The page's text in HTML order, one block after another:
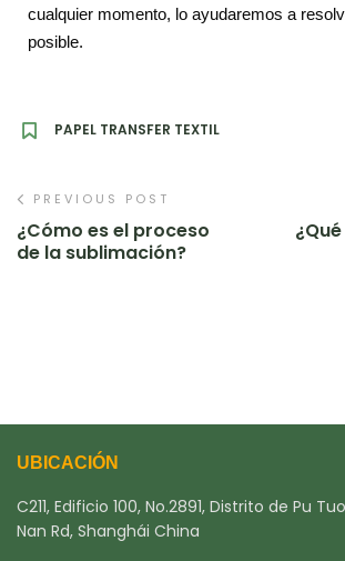
cualquier momento, lo ayudaremos a
posible.
PAPEL TRANSFER TEXTIL
PREVIOUS POST
¿Cómo es el proceso
de la sublimación?
UBICACIÓN
C211, Edificio 100, No.2891, Distrito de Pu
Nan Rd, Shanghái China